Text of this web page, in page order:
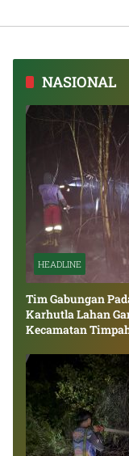
NASIONAL
HEADLINE
Tim Gabungan
Karhutla Lahan
Kecamatan